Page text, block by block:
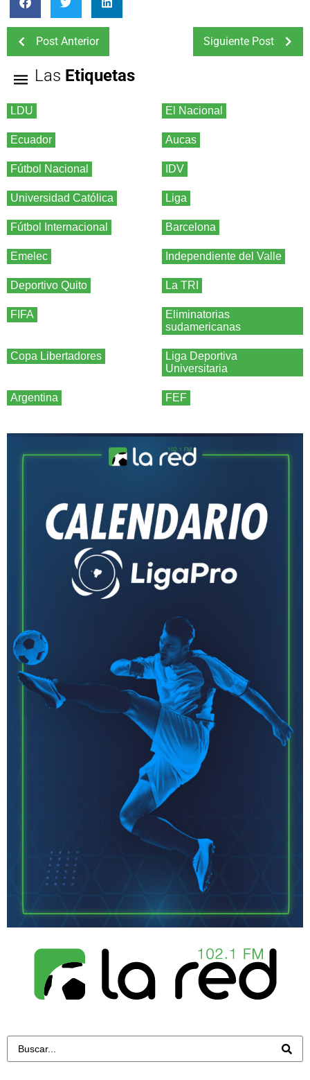
Post Anterior Siguiente Post
Las Etiquetas
LDU El Nacional
Ecuador Aucas
Fútbol Nacional IDV
Universidad Católica Liga
Fútbol Internacional Barcelona
Emelec Independiente del Valle
Deportivo Quito La TRI
FIFA
Eliminatorias
sudamericanas
Copa Libertadores
Liga Deportiva
Universitaria
Argentina FEF